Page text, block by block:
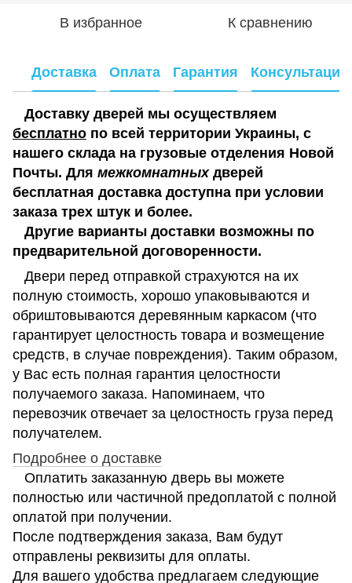
В избранное К сравнению
Доставка Оплата Гарантия Консультация
Доставку дверей мы осуществляем
бесплатно по всей территории Украины, с
нашего склада на грузовые отделения Новой
Почты. Для межкомнатныхдверей
бесплатная доставка доступна при условии
заказа трех штук и более.
Другие варианты доставки возможны по
предварительной договоренности.
Двери перед отправкой страхуются на их
полную стоимость, хорошо упаковываются и
обриштовываются деревянным каркасом (что
гарантирует целостность товара и возмещение
средств, в случае повреждения). Таким образом,
у Вас есть полная гарантия целостности
получаемого заказа. Напоминаем, что
перевозчик отвечает за целостность груза перед
получателем.
Подробнее о доставке
Оплатить заказанную дверь вы можете
полностью или частичной предоплатой с полной
оплатой при получении.
После подтверждения заказа, Вам будут
отправлены реквизиты для оплаты.
Для вашего удобства предлагаем следующие